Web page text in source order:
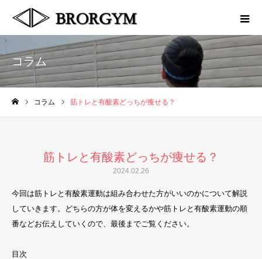
コラム
コラム 筋トレと有酸素どっちが痩せる？
筋トレと有酸素どっちが痩せる？
2024.02.26
今回は筋トレと有酸素運動は組み合わせた方がいいのかについて解説
していきます。どちらの方が体を変えるかや筋トレと有酸素運動の順
番などお伝えしていくので、最後までご覧ください。
目次